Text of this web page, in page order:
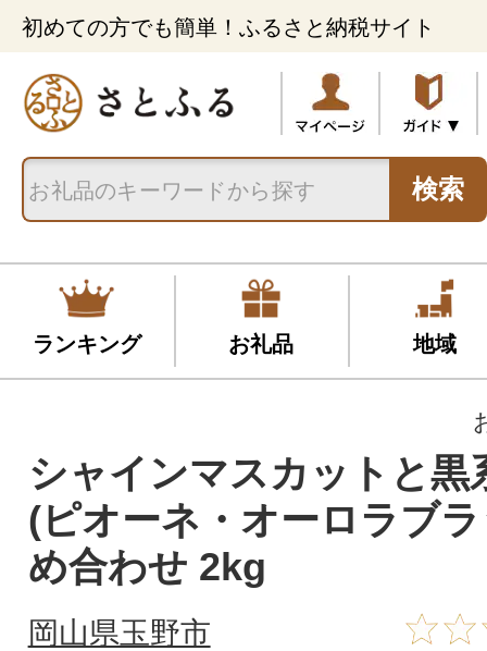
初めての方でも簡単！ふるさと納税サイト
検索
ランキング お礼品 地域
シャインマスカットと黒
(ピオーネ・オーロラブ
め合わせ 2kg
岡山県玉野市